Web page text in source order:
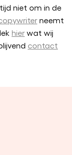
niet om in de
neemt
hier wat wij
contact